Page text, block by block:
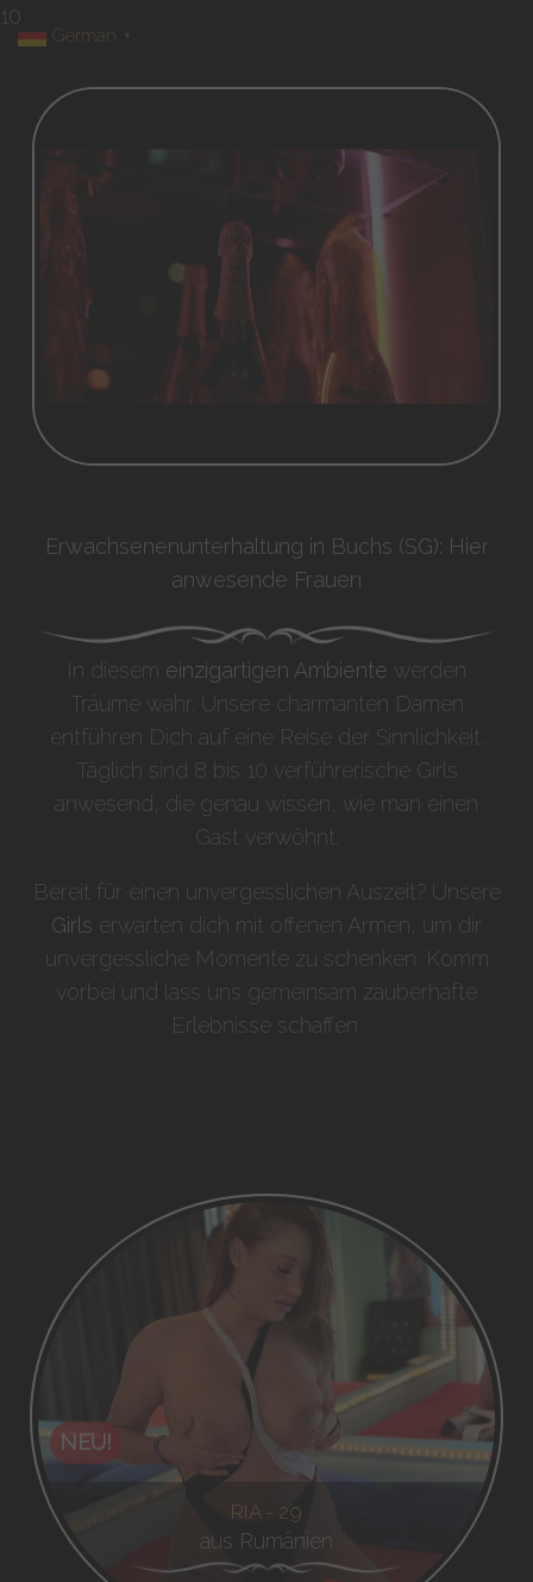
10
Erwachsenenunterhaltung in Buchs (SG): Hier
anwesende Frauen
In diesem einzigartigen Ambiente werden
Träume wahr. Unsere charmanten Damen
entführen Dich auf eine Reise der Sinnlichkeit.
Täglich sind 8 bis 10 verführerische Girls
anwesend, die genau wissen, wie man einen
Gast verwöhnt.
Bereit für einen unvergesslichen Auszeit? Unsere
Girls erwarten dich mit offenen Armen, um dir
unvergessliche Momente zu schenken. Komm
vorbei und lass uns gemeinsam zauberhafte
Erlebnisse schaffen.
NEU!
RIA - 29
aus Rumänien
German